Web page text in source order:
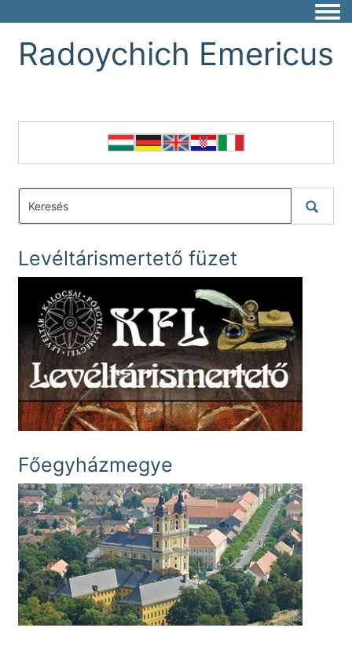
Radoychich Emericus
Levéltárismertető füzet
Főegyházmegye